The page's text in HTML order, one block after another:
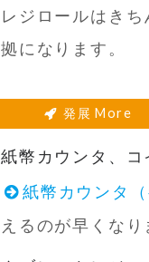
レジロールはき
拠になります。
発展 More
紙幣カウンタ、コ
紙幣カウンタ（
えるのが早くなり